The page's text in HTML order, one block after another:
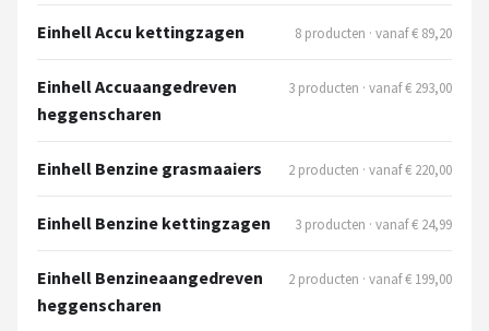
Fiskars
Alle merken →
Einhell Accu kettingzagen 8 producten · vanaf € 89,20
Einhell Accuaangedreven
heggenscharen
3 producten · vanaf € 293,00
Einhell Benzine grasmaaiers 2 producten · vanaf € 220,00
Einhell Benzine kettingzagen 3 producten · vanaf € 24,99
Einhell Benzineaangedreven
heggenscharen
2 producten · vanaf € 199,00